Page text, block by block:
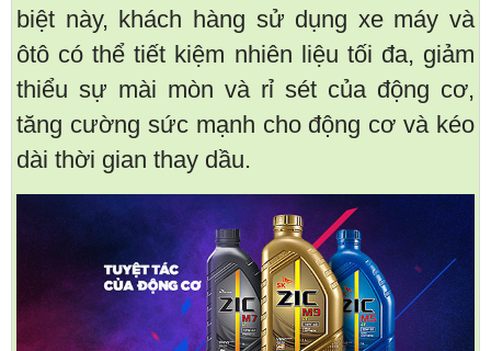
biệt này, khách hàng sử dụng xe máy và
ôtô có thể tiết kiệm nhiên liệu tối đa, giảm
thiểu sự mài mòn và rỉ sét của động cơ,
tăng cường sức mạnh cho động cơ và kéo
dài thời gian thay dầu.